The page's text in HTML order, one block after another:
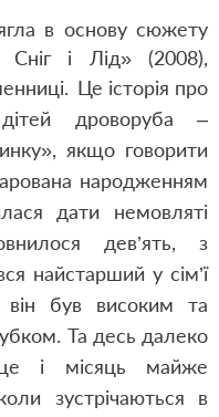
в основу сюжету
і Лід» (2008),
Це історія про
дроворуба –
якщо говорити
народженням
дати немовляті
дев’ять, з
найстарший у сім’ї
був високим та
Та десь далеко
і місяць майже
зустрічаються в